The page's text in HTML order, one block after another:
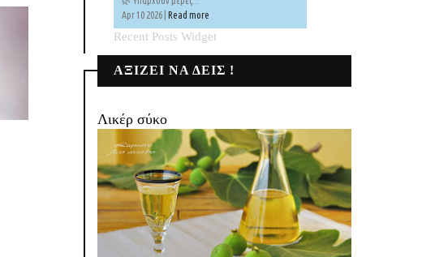
Apr 10 2026 | Read more
Recent Posts Widget
ΑΞΙΖΕΙ ΝΑ ΔΕΙΣ !
Λικέρ σύκο